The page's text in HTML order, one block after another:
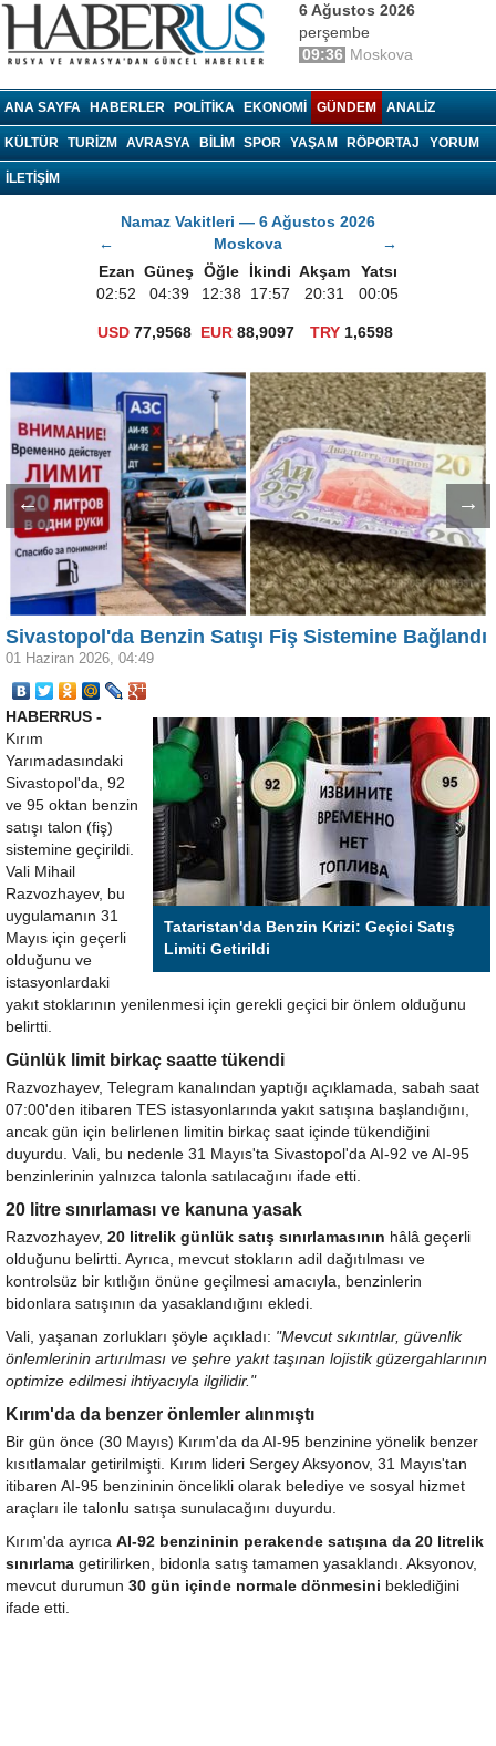
6 Ağustos 2026
perşembe
09:36 Moskova
ANA SAYFA HABERLER POLITIKA EKONOMI GÜNDEM ANALIZ
KÜLTÜR TURIZM AVRASYA BILIM SPOR YAŞAM RÖPORTAJ YORUM
İLETİŞİM
Namaz Vakitleri — 6 Ağustos 2026
←
Moskova
→
Ezan Güneş Öğle İkindi Akşam
Yatsı
02:52
04:39 12:38 17:57 20:31 00:05
USD 77,9568 EUR 88,9097 TRY1,6598
← →
Sivastopol'da Benzin Satışı Fiş Sistemine Bağlandı
01 Haziran 2026, 04:49
Tataristan'da Benzin Krizi: Geçici Satış
Limiti Getirildi
HABERRUS -
Kırım
Yarımadasındaki
Sivastopol'da, 92
ve 95 oktan benzin
satışı talon (fiş)
sistemine geçirildi.
Vali Mihail
Razvozhayev, bu
uygulamanın 31
Mayıs için geçerli
olduğunu ve
istasyonlardaki
yakıt stoklarının yenilenmesi için gerekli geçici bir önlem olduğunu
belirtti.
Günlük limit birkaç saatte tükendi
Razvozhayev, Telegram kanalından yaptığı açıklamada, sabah saat
07:00'den itibaren TES istasyonlarında yakıt satışına başlandığını,
ancak gün için belirlenen limitin birkaç saat içinde tükendiğini
duyurdu. Vali, bu nedenle 31 Mayıs'ta Sivastopol'da AI-92 ve AI-95
benzinlerinin yalnızca talonla satılacağını ifade etti.
20 litre sınırlaması ve kanuna yasak
Razvozhayev, 20 litrelik günlük satış sınırlamasının hâlâ geçerli
olduğunu belirtti. Ayrıca, mevcut stokların adil dağıtılması ve
kontrolsüz bir kıtlığın önüne geçilmesi amacıyla, benzinlerin
bidonlara satışının da yasaklandığını ekledi.
Vali, yaşanan zorlukları şöyle açıkladı: "Mevcut sıkıntılar, güvenlik
önlemlerinin artırılması ve şehre yakıt taşınan lojistik güzergahlarının
optimize edilmesi ihtiyacıyla ilgilidir."
Kırım'da da benzer önlemler alınmıştı
Bir gün önce (30 Mayıs) Kırım'da da AI-95 benzinine yönelik benzer
kısıtlamalar getirilmişti. Kırım lideri Sergey Aksyonov, 31 Mayıs'tan
itibaren AI-95 benzininin öncelikli olarak belediye ve sosyal hizmet
araçları ile talonlu satışa sunulacağını duyurdu.
Kırım'da ayrıca AI-92 benzininin perakende satışına da 20 litrelik
sınırlama getirilirken, bidonla satış tamamen yasaklandı. Aksyonov,
mevcut durumun 30 gün içinde normale dönmesini beklediğini
ifade etti.